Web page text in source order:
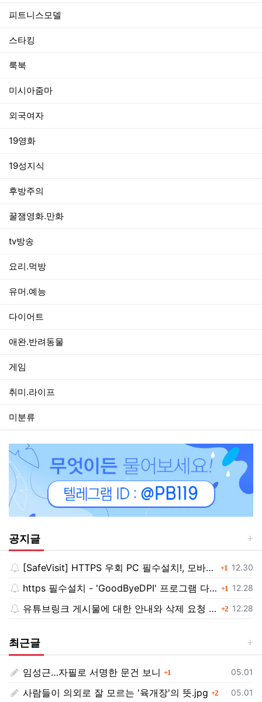
피트니스모델
스타킹
룩북
미시아줌마
외국여자
19영화
19성지식
후방주의
꿀잼영화.만화
tv방송
요리.먹방
유머.예능
다이어트
애완.반려동물
게임
취미.라이프
미분류
공지글
등록일
12.30
[SafeVisit] HTTPS 우회 PC 필수설치!, 모바일 최강속도 1댓글
등록일
12.28
https 필수설치 - 'GoodByeDPI' 프로그램 다운로드<< 1댓글
등록일
12.28
유튜브링크 게시물에 대한 안내와 삭제 요청 공지 2댓글
최근글
등록일
05.01
임성근…자필로 서명한 문건 보니 1
등록일
05.01
사람들이 의외로 잘 모르는 '육개장'의 뜻.jpg 2댓글